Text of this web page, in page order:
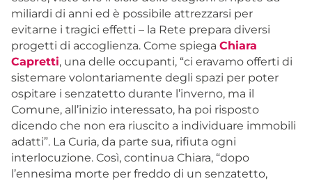
miliardi di anni ed è possibile attrezzarsi per
evitarne i tragici effetti – la Rete prepara diversi
progetti di accoglienza. Come spiega Chiara
Capretti, una delle occupanti, “ci eravamo offerti di
sistemare volontariamente degli spazi per poter
ospitare i senzatetto durante l’inverno, ma il
Comune, all’inizio interessato, ha poi risposto
dicendo che non era riuscito a individuare immobili
adatti”. La Curia, da parte sua, rifiuta ogni
interlocuzione. Così, continua Chiara, “dopo
l’ennesima morte per freddo di un senzatetto,